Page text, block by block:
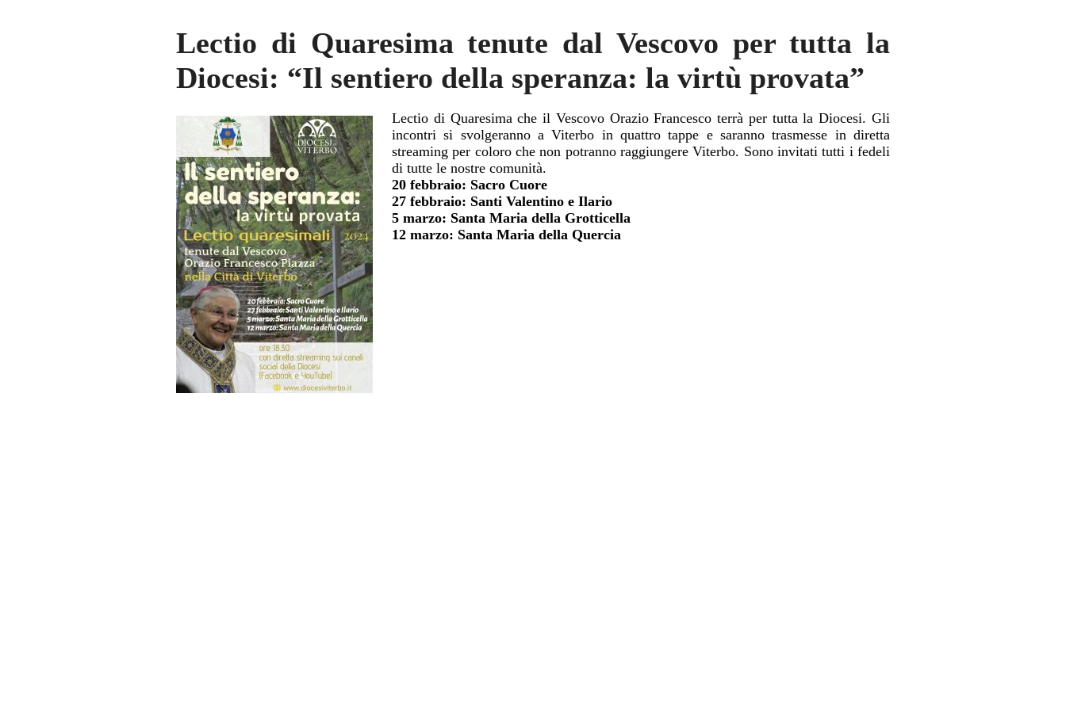
Lectio di Quaresima tenute dal Vescovo per tutta la
Diocesi: “Il sentiero della speranza: la virtù provata”
Lectio di Quaresima che il Vescovo Orazio Francesco terrà per tutta la Diocesi. Gli
incontri si svolgeranno a Viterbo in quattro tappe e saranno trasmesse in diretta
streaming per coloro che non potranno raggiungere Viterbo. Sono invitati tutti i fedeli
di tutte le nostre comunità.
20 febbraio: Sacro Cuore
27 febbraio: Santi Valentino e Ilario
5 marzo: Santa Maria della Grotticella
12 marzo: Santa Maria della Quercia